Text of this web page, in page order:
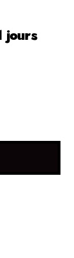
jours